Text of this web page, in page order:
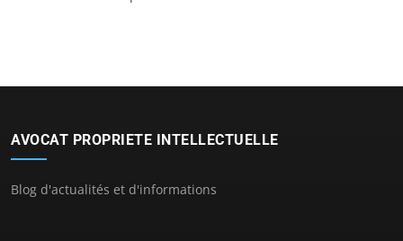
AVOCAT PROPRIETE INTELLECTUELLE
Blog d'actualités et d'informations